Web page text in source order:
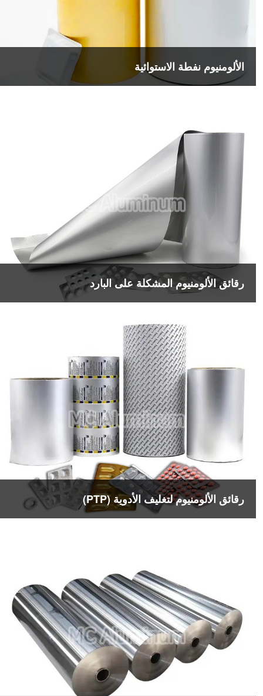
الألومنيوم نفطة الاستوائية
رقائق الألومنيوم المشكلة على البارد
رقائق الألومنيوم لتغليف الأدوية (PTP)